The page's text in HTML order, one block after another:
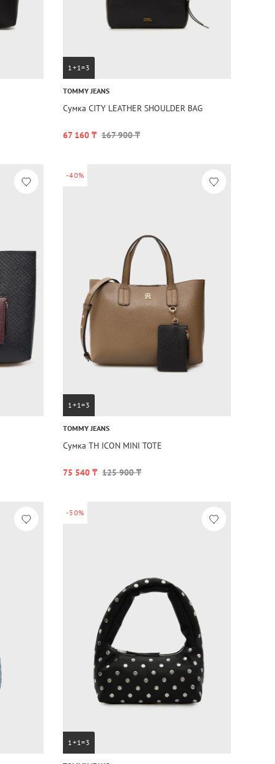
1+1=3
TOMMY JEANS
Сумка CITY LEATHER SHOULDER BAG
67 160 ₸ 167 900 ₸
-40%
1+1=3
TOMMY JEANS
Сумка TH ICON MINI TOTE
75 540 ₸ 125 900 ₸
-50%
1+1=3